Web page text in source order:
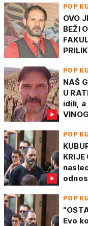
POP
OVO
BEŽI
POP
NAŠ
U
idili, a
POP
KRIJE
POP
Evo